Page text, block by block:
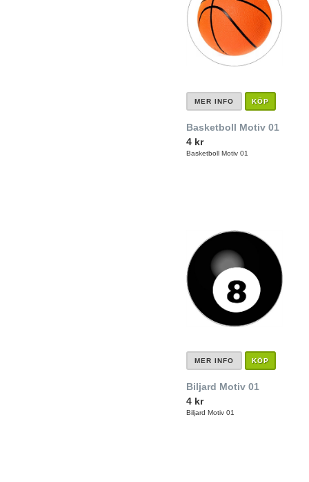
MER INFO KÖP
Basketboll Motiv 01
4 kr
Basketboll Motiv 01
MER INFO KÖP
Biljard Motiv 01
4 kr
Biljard Motiv 01